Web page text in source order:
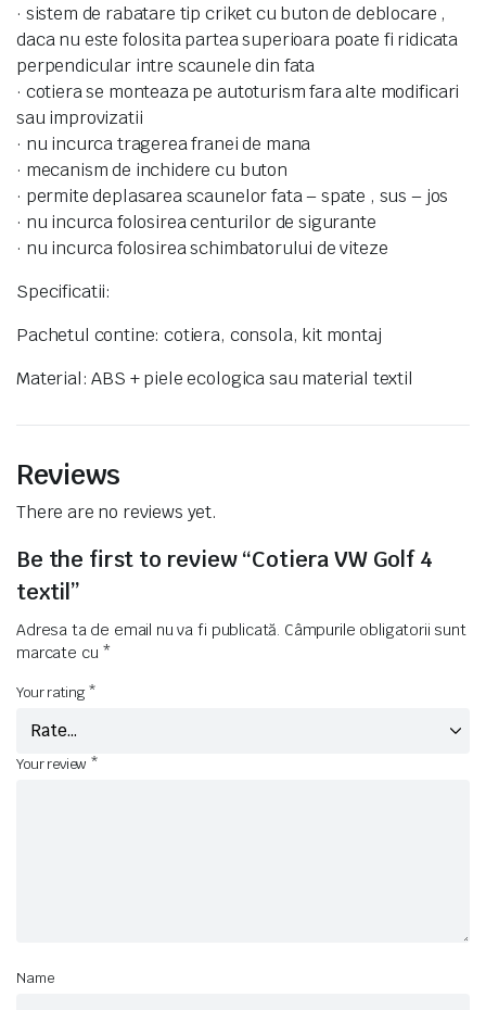
· sistem de rabatare tip criket cu buton de deblocare ,
daca nu este folosita partea superioara poate fi ridicata
perpendicular intre scaunele din fata
· cotiera se monteaza pe autoturism fara alte modificari
sau improvizatii
· nu incurca tragerea franei de mana
· mecanism de inchidere cu buton
· permite deplasarea scaunelor fata – spate , sus – jos
· nu incurca folosirea centurilor de sigurante
· nu incurca folosirea schimbatorului de viteze
Specificatii:
Pachetul contine: cotiera, consola, kit montaj
Material: ABS + piele ecologica sau material textil
Reviews
There are no reviews yet.
Be the first to review “Cotiera VW Golf 4
textil”
Adresa ta de email nu va fi publicată. Câmpurile obligatorii sunt
marcate cu *
Your rating*
Your review *
Name